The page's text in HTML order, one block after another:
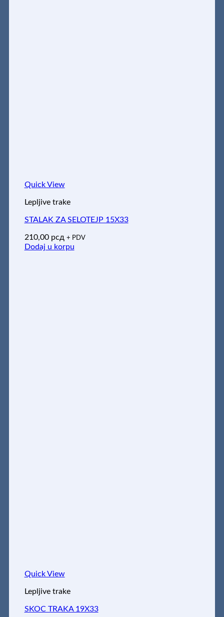
Quick View
Lepljive trake
STALAK ZA SELOTEJP 15X33
210,00 рсд + PDV
Dodaj u korpu
Quick View
Lepljive trake
SKOC TRAKA 19X33